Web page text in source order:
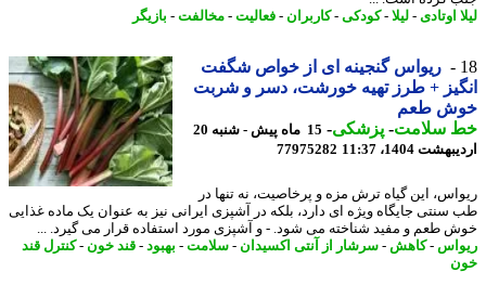
اوتادی-لیلا -کودکی-کاربران - فعالیت-مخالفت-بازیگر
ریواس گنجینه ای از خواص شگفت
+ طرز تهیه خورشت، دسر و شربت
طعم
سلامت-پزشکی-
15 ماه پیش - شنبه 20
1404، 11:37
77975282
این گیاه ترش مزه و پرخاصیت، نه تنها در
جایگاه ویژه ای دارد، بلکه در آشپزی ایرانی نیز به عنوان یک ماده غذایی
طعم و مفید شناخته می شود. - و آشپزی مورد استفاده قرار می گیرد. ...
-کاهش-سرشار از آنتی اکسیدان- سلامت-بهبود-قند خون-کنترل قند